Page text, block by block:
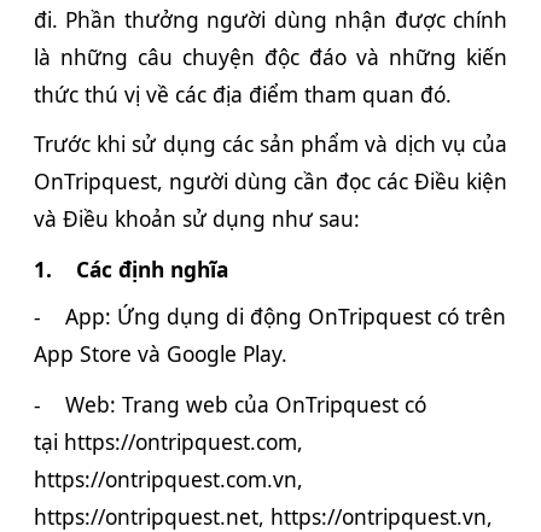
đi. Phần thưởng người dùng nhận được chính
là những câu chuyện độc đáo và những kiến
thức thú vị về các địa điểm tham quan đó.
Trước khi sử dụng các sản phẩm và dịch vụ của
OnTripquest, người dùng cần đọc các Điều kiện
và Điều khoản sử dụng như sau:
1.
Các định nghĩa
-
App: Ứng dụng di động OnTripquest có trên
App Store và Google Play.
-
Web: Trang web của OnTripquest có
tại https://ontripquest.com,
https://ontripquest.com.vn,
https://ontripquest.net, https://ontripquest.vn,